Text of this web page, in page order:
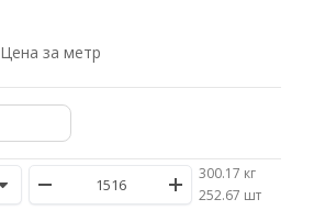
Цена за метр
300.17 кг
/252.67 шт